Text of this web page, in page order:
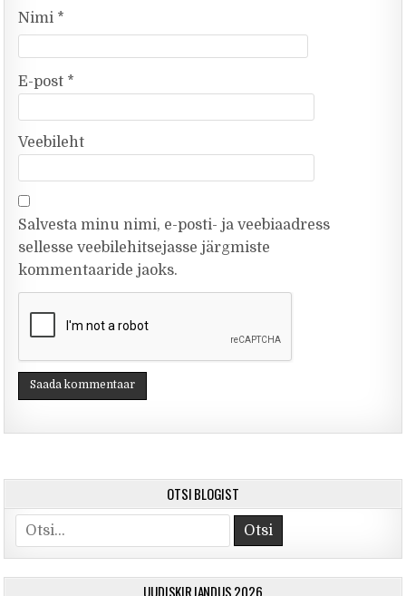
Nimi *
E-post *
Veebileht
Salvesta minu nimi, e-posti- ja veebiaadress
sellesse veebilehitsejasse järgmiste
kommentaaride jaoks.
OTSI BLOGIST
Otsi
UUDISKIRJANDUS 2026